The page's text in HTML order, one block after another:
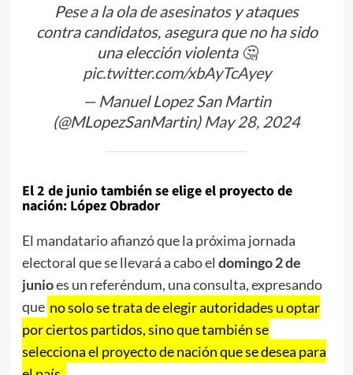
Pese a la ola de asesinatos y ataques
contra candidatos, asegura que no ha sido
una elección violenta 🤔
pic.twitter.com/xbAyTcAyey
— Manuel Lopez San Martin
(@MLopezSanMartin) May 28, 2024
El 2 de junio también se elige el proyecto de
nación: López Obrador
El mandatario afianzó que la próxima jornada
electoral que se llevará a cabo el domingo 2 de
junioes un referéndum, una consulta, expresando
que no solo se trata de elegir autoridades u optar
por ciertos partidos, sino que también se
selecciona el proyecto de nación que se desea para